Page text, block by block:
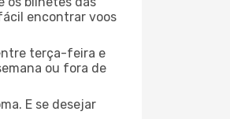
encontrar voos
terça-feira e
ou fora de
E se desejar